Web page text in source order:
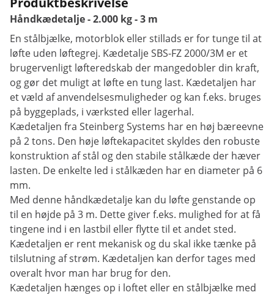
Håndkædetalje - 2.000 kg - 3 m
En stålbjælke, motorblok eller stillads er for tunge til at
løfte uden løftegrej. Kædetalje SBS-FZ 2000/3M er et
brugervenligt løfteredskab der mangedobler din kraft,
og gør det muligt at løfte en tung last. Kædetaljen har
et væld af anvendelsesmuligheder og kan f.eks. bruges
på byggeplads, i værksted eller lagerhal.
Kædetaljen fra Steinberg Systems har en høj bæreevne
på 2 tons. Den høje løftekapacitet skyldes den robuste
konstruktion af stål og den stabile stålkæde der hæver
lasten. De enkelte led i stålkæden har en diameter på 6
mm.
Med denne håndkædetalje kan du løfte genstande op
til en højde på 3 m. Dette giver f.eks. mulighed for at få
tingene ind i en lastbil eller flytte til et andet sted.
Kædetaljen er rent mekanisk og du skal ikke tænke på
tilslutning af strøm. Kædetaljen kan derfor tages med
overalt hvor man har brug for den.
Kædetaljen hænges op i loftet eller en stålbjælke med